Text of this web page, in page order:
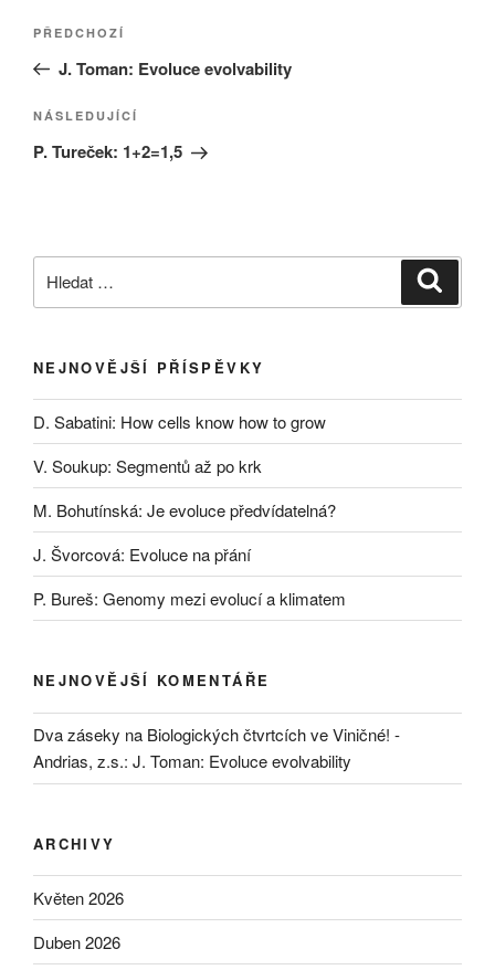
Navigace
příspěvek
Předchozí
příspěvek
PŘEDCHOZÍ
J. Toman: Evoluce evolvability
Následující
příspěvek
NÁSLEDUJÍCÍ
P. Tureček: 1+2=1,5
NEJNOVĚJŠÍ PŘÍSPĚVKY
D. Sabatini: How cells know how to grow
V. Soukup: Segmentů až po krk
M. Bohutínská: Je evoluce předvídatelná?
J. Švorcová: Evoluce na přání
P. Bureš: Genomy mezi evolucí a klimatem
NEJNOVĚJŠÍ KOMENTÁŘE
Dva záseky na Biologických čtvrtcích ve Viničné! -
Andrias, z.s.: J. Toman: Evoluce evolvability
ARCHIVY
Květen 2026
Duben 2026